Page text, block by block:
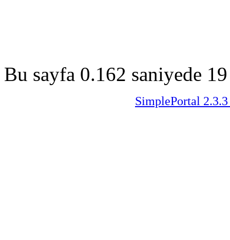
Bu sayfa 0.162 saniyede
SimplePortal